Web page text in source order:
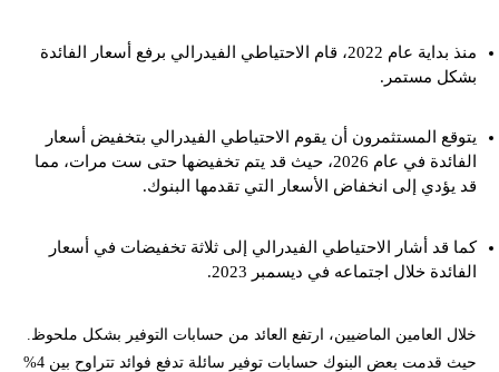
منذ بداية عام 2022، قام الاحتياطي الفيدرالي برفع أسعار الفائدة
بشكل مستمر.
يتوقع المستثمرون أن يقوم الاحتياطي الفيدرالي بتخفيض أسعار
الفائدة في عام 2026، حيث قد يتم تخفيضها حتى ست مرات، مما
قد يؤدي إلى انخفاض الأسعار التي تقدمها البنوك.
كما قد أشار الاحتياطي الفيدرالي إلى ثلاثة تخفيضات في أسعار
الفائدة خلال اجتماعه في ديسمبر 2023.
خلال العامين الماضيين، ارتفع العائد من حسابات التوفير بشكل ملحوظ.
حيث قدمت بعض البنوك حسابات توفير سائلة تدفع فوائد تتراوح بين 4%